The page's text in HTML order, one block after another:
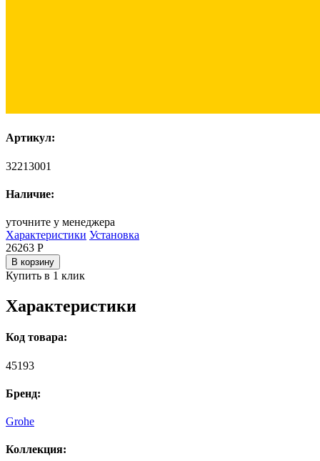
Артикул:
32213001
Наличие:
уточните у менеджера
Характеристики Установка
26263 Р
В корзину
Купить в 1 клик
Характеристики
Код товара:
45193
Бренд:
Grohe
Коллекция: